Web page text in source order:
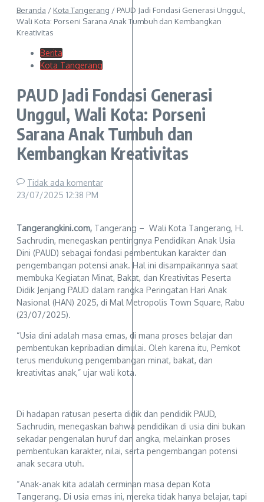
Beranda / Kota Tangerang / PAUD Jadi Fondasi Generasi Unggul,
Wali Kota: Porseni Sarana Anak Tumbuh dan Kembangkan
Kreativitas
Berita
Kota Tangerang
PAUD Jadi Fondasi Generasi
Unggul, Wali Kota: Porseni
Sarana Anak Tumbuh dan
Kembangkan Kreativitas
Tidak ada komentar
23/07/2025 12:38 PM
Tangerangkini.com, Tangerang – Wali Kota Tangerang, H.
Sachrudin, menegaskan pentingnya Pendidikan Anak Usia
Dini (PAUD) sebagai fondasi pembentukan karakter dan
pengembangan potensi anak. Hal ini disampaikannya saat
membuka Kegiatan Minat, Bakat, dan Kreativitas Peserta
Didik Jenjang PAUD dalam rangka Peringatan Hari Anak
Nasional (HAN) 2025, di Mal Metropolis Town Square, Rabu
(23/07/2025).
“Usia dini adalah masa emas, di mana proses belajar dan
pembentukan kepribadian dimulai. Oleh karena itu, Pemkot
terus mendukung pengembangan minat, bakat, dan
kreativitas anak,” ujar wali kota.
Di hadapan ratusan peserta didik dan pendidik PAUD,
Sachrudin, menegaskan bahwa pendidikan di usia dini bukan
sekadar pengenalan huruf dan angka, melainkan proses
pembentukan karakter, nilai, serta pengembangan potensi
anak secara utuh.
“Anak-anak kita adalah cerminan masa depan Kota
Tangerang. Di usia emas ini, mereka tidak hanya belajar, tapi